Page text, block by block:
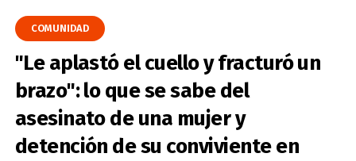
COMUNIDAD
"Le aplastó el cuello y fracturó un
brazo": lo que se sabe del
asesinato de una mujer y
detención de su conviviente en